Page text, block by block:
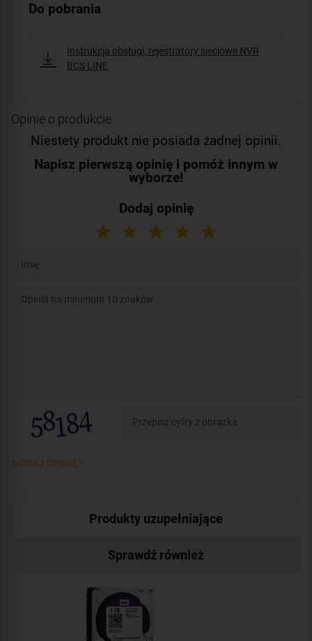
Do pobrania
Instrukcja obsługi, rejestratory sieciowe NVR
BCS LINE
Opinie o produkcie
Niestety produkt nie posiada żadnej opinii.
Napisz pierwszą opinię i pomóż innym w
wyborze!
Dodaj opinię
DODAJ OPINIĘ >
Produkty uzupełniające
Sprawdź również